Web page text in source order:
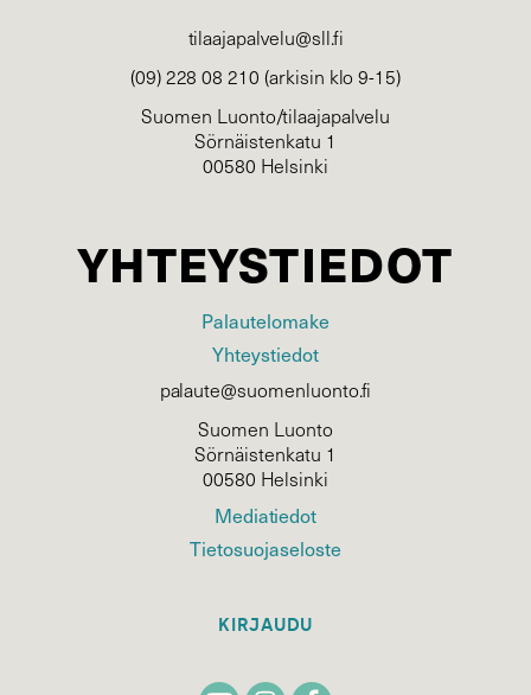
tilaajapalvelu@sll.fi
(09) 228 08 210 (arkisin klo 9-15)
Suomen Luonto/tilaajapalvelu
Sörnäistenkatu 1
00580 Helsinki
YHTEYSTIEDOT
Palautelomake
Yhteystiedot
palaute@suomenluonto.fi
Suomen Luonto
Sörnäistenkatu 1
00580 Helsinki
Mediatiedot
Tietosuojaseloste
KIRJAUDU